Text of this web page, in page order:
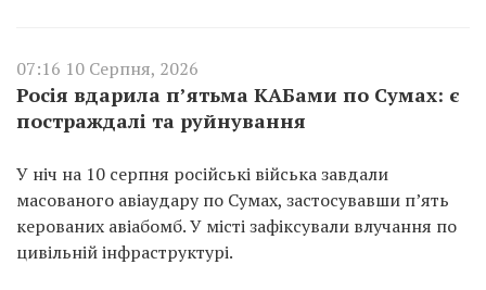
07:16 10 Серпня, 2026
Росія вдарила п’ятьма КАБами по Сумах: є
постраждалі та руйнування
У ніч на 10 серпня російські війська завдали
масованого авіаудару по Сумах, застосувавши п’ять
керованих авіабомб. У місті зафіксували влучання по
цивільній інфраструктурі.